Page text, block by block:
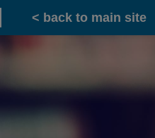
< back to main site